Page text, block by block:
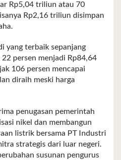
Rp5,04 triliun atau 70
Rp2,16 triliun disimpan
yang terbaik sepanjang
persen menjadi Rp84,64
106 persen mencapai
diraih meski harga
penugasan pemerintah
nikel dan membangun
listrik bersama PT Industri
strategis dari luar negeri.
susunan pengurus